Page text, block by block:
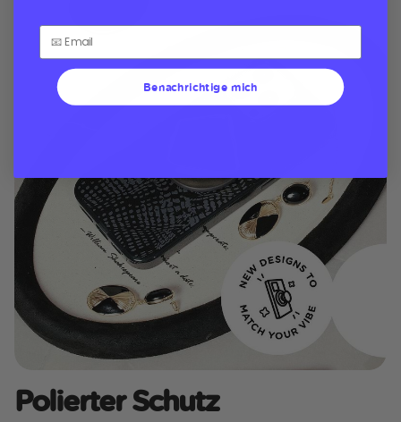
Polierter Schutz​
Benachrichtige mich